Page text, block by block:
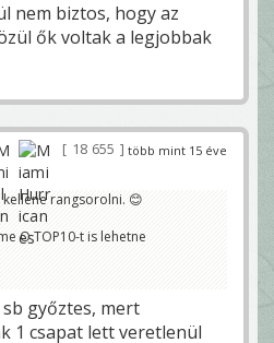
nem biztos, hogy az
ők voltak a legjobbak
több mint 15 éve
18 655
kellene rangsorolni. 😊
O TOP10-t is lehetne
győztes, mert
1 csapat lett veretlenül